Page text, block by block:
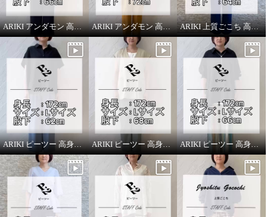
ARIKI アンダモン 高身長スタッフがはいてみました！ ARIKI アンダモン 高身長スタッフがはいてみました！ ARIKI 上質ごこち 高身長スタッフがはいてみました！
ARIKI ピーツー 高身長スタッフがはいてみました！ ARIKI ピーツー 高身長スタッフがはいてみました！ ARIKI ピーツー 高身長スタッフがはいてみました！